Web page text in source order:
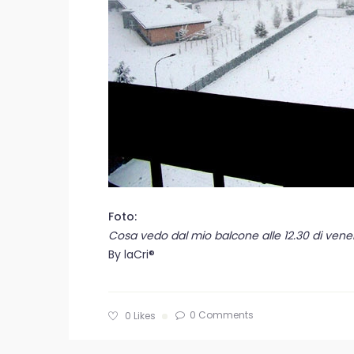
Foto:
Cosa vedo dal mio balcone alle 12.30 di
By laCri®
0 Likes 0 Comments